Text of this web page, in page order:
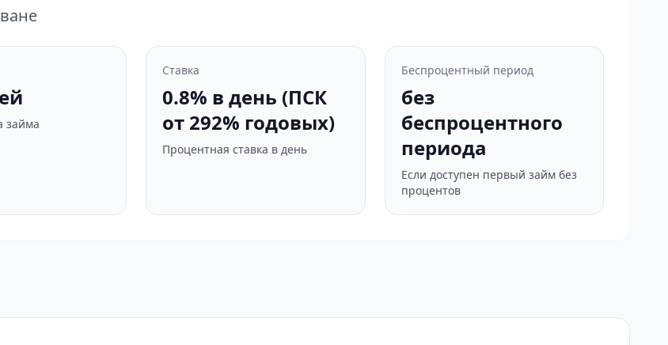
займа
Ставка
0.8% в день (ПСК
от 292% годовых)
Процентная ставка в день
Беспроцентный период
без
беспроцентного
периода
Если доступен первый займ без
процентов